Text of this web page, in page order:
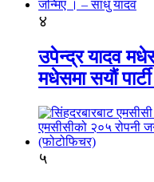
४
उपेन्द्र यादव
मधेसमा सयौं
५